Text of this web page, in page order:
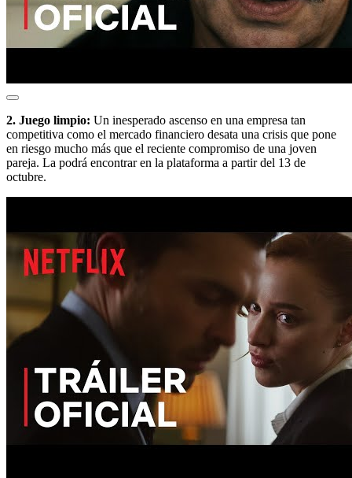
2. Juego limpio: Un inesperado ascenso en una empresa tan
competitiva como el mercado financiero desata una crisis que pone
en riesgo mucho más que el reciente compromiso de una joven
pareja. La podrá encontrar en la plataforma a partir del 13 de
octubre.